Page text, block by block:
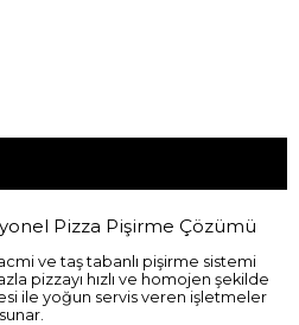
Pizza Pişirme Çözümü
ve taş tabanlı pişirme sistemi
pizzayı hızlı ve homojen şekilde
ile yoğun servis veren işletmeler